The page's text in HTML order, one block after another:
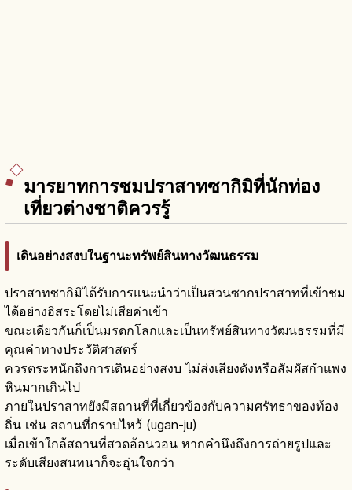
มารยาทการชมปราสาทซากิมิที่นักท่อง
เที่ยวต่างชาติควรรู้
เดินอย่างสงบในฐานะทรัพย์สินทางวัฒนธรรม
ปราสาทซากิมิได้รับการแนะนำว่าเป็นสวนซากปราสาทที่เข้าชม
ได้อย่างอิสระโดยไม่เสียค่าเข้า
ขณะเดียวกันก็เป็นมรดกโลกและเป็นทรัพย์สินทางวัฒนธรรมที่มี
คุณค่าทางประวัติศาสตร์
ควรตระหนักถึงการเดินอย่างสงบ ไม่ส่งเสียงดังหรือสัมผัสกำแพง
หินมากเกินไป
ภายในปราสาทยังมีสถานที่ที่เกี่ยวข้องกับความศรัทธาของท้อง
ถิ่น เช่น สถานที่กราบไหว้ (ugan-ju)
เมื่อเข้าใกล้สถานที่สวดอ้อนวอน หากคำนึงถึงการถ่ายรูปและ
ระดับเสียงสนทนาก็จะอุ่นใจกว่า